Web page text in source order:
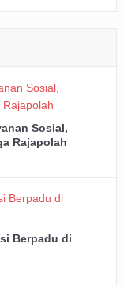
Sosial,
Rajapolah
Berpadu di